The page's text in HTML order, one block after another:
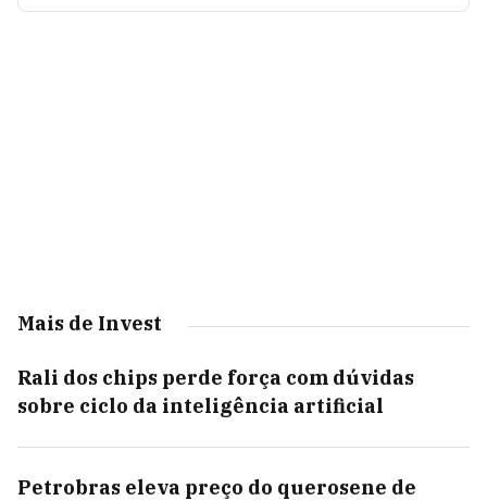
Mais de Invest
Rali dos chips perde força com dúvidas
sobre ciclo da inteligência artificial
Petrobras eleva preço do querosene de